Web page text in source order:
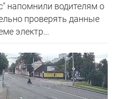
напомнили водителям о
проверять данные
электр...